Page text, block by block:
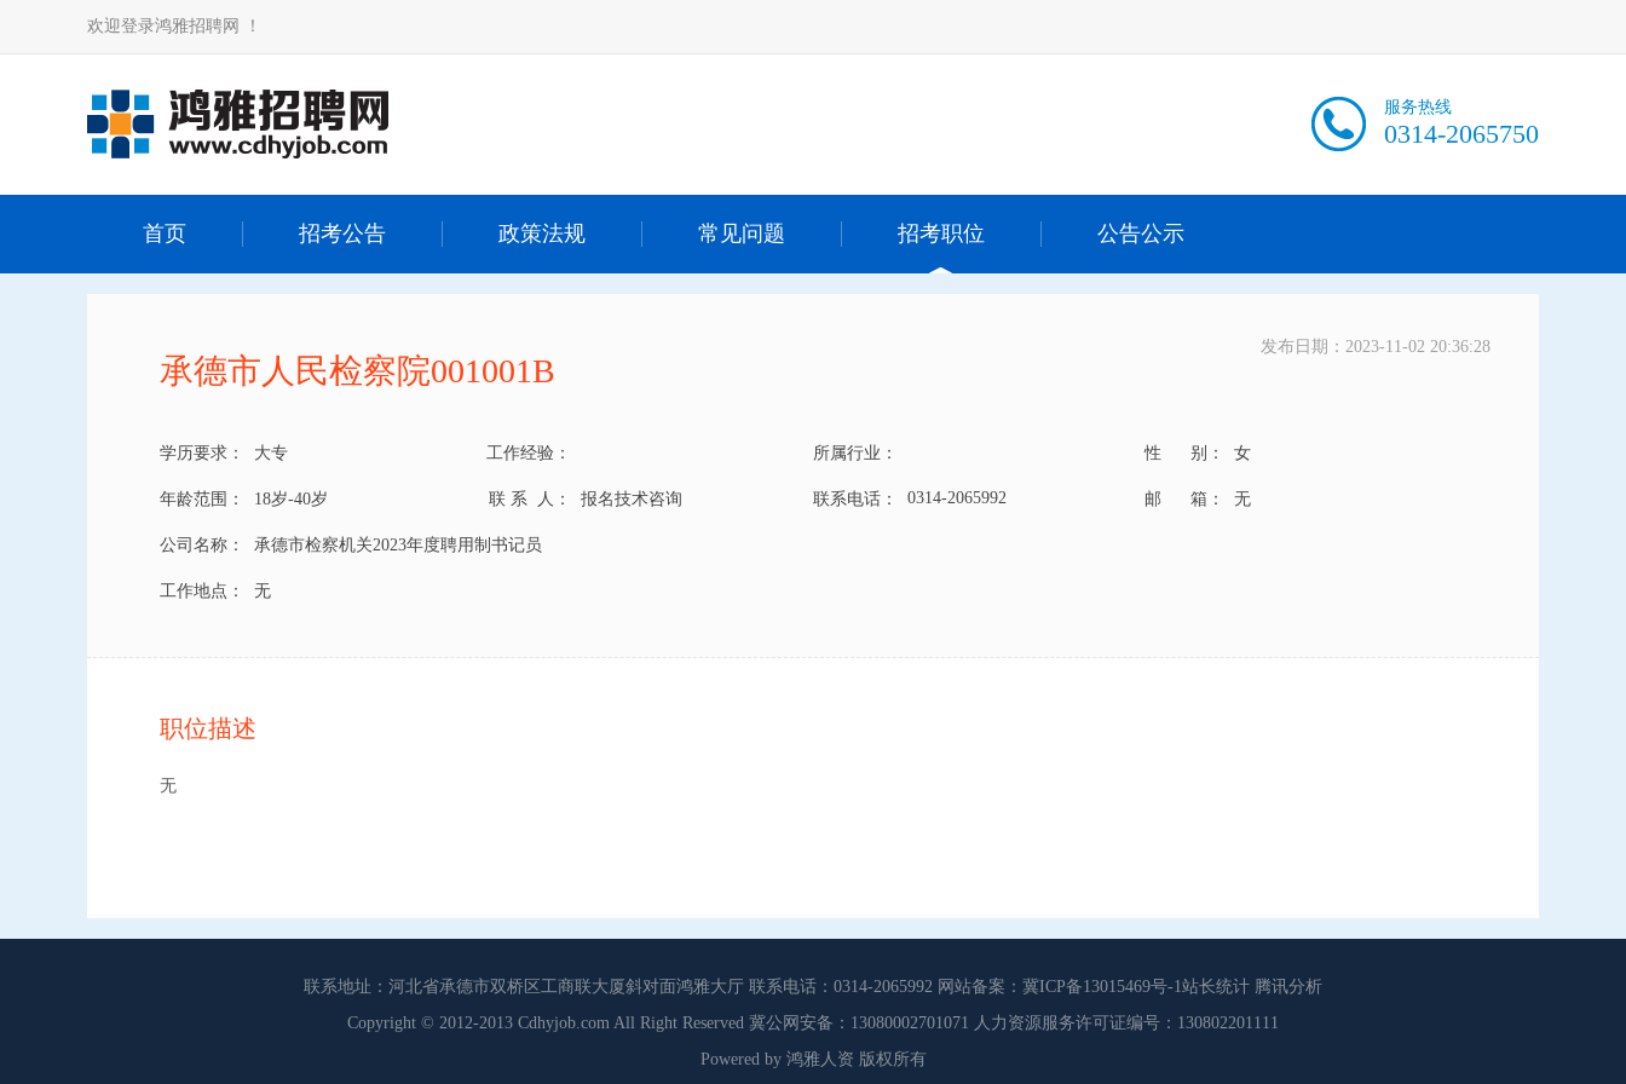
欢迎登录鸿雅招聘网 ！
服务热线
0314-2065750
首页 招考公告 政策法规 常见问题 招考职位 公告公示
发布日期：2023-11-02 20:36:28
承德市人民检察院001001B
学历要求： 大专 工作经验： 所属行业： 性 别： 女
年龄范围： 18岁-40岁 联 系 人： 报名技术咨询 联系电话： 0314-2065992 邮 箱： 无
公司名称： 承德市检察机关2023年度聘用制书记员
工作地点： 无
职位描述
无
联系地址：河北省承德市双桥区工商联大厦斜对面鸿雅大厅 联系电话：0314-2065992 网站备案：冀ICP备13015469号-1站长统计 腾讯分析
Copyright © 2012-2013 Cdhyjob.com All Right Reserved 冀公网安备：13080002701071 人力资源服务许可证编号：130802201111
Powered by 鸿雅人资 版权所有